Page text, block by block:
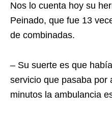
Nos lo cuenta hoy su
Peinado, que fue 13
de combinadas.
– Su suerte es que
servicio que pasaba por
minutos la ambulancia